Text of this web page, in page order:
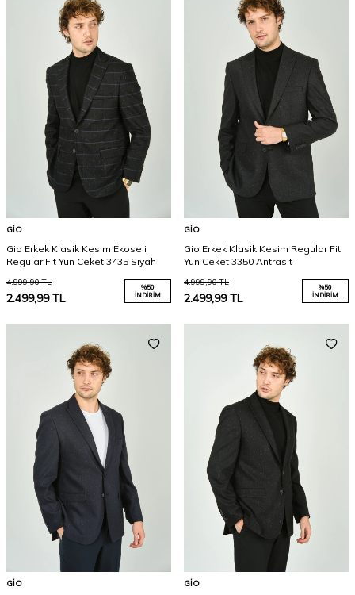
GIO
Gio Erkek Klasik Kesim Ekoseli
Regular Fit Yün Ceket 3435 Siyah
4.999,90TL
2.499,99TL
%50
İNDIRIM
GIO
Gio Erkek Klasik Kesim Regular Fit
Yün Ceket 3350 Antrasit
4.999,90TL
2.499,99TL
%50
İNDIRIM
GIO GIO